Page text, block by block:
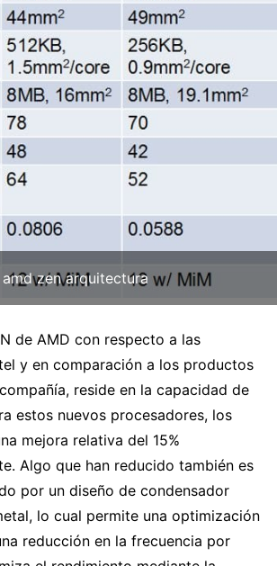
amd zen arquitectura
de AMD con respecto a las
y en comparación a los productos
reside en la capacidad de
estos nuevos procesadores, los
mejora relativa del 15%
Algo que han reducido también es
por un diseño de condensador
lo cual permite una optimización
reducción en la frecuencia por